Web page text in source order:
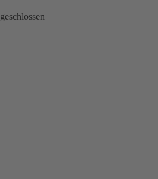
geschlossen